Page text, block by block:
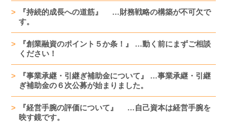
『持続的成長への道筋』 …財務戦略の構築が不可欠で
す。
『創業融資のポイント５か条！』 …動く前にまずご相談
ください！
『事業承継・引継ぎ補助金について』 …事業承継・引継
ぎ補助金の６次公募が始まりました。
『経営手腕の評価について』 …自己資本は経営手腕を
映す鏡です。